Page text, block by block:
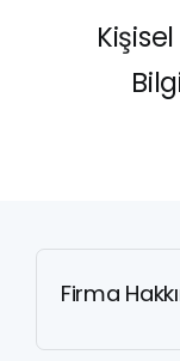
Firma